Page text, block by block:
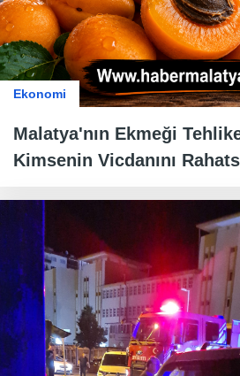
Ekonomi
Malatya'nın Ekmeği
Kimsenin Vicdanını